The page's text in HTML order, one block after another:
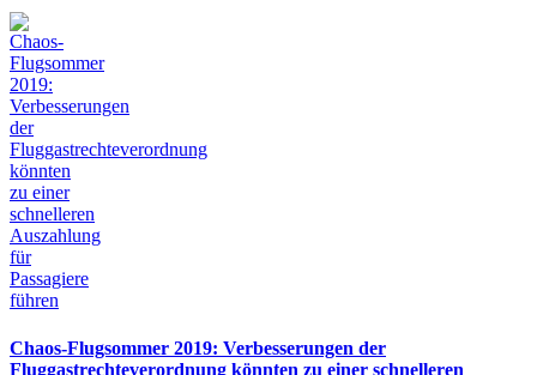
Chaos-Flugsommer 2019: Verbesserungen der
Fluggastrechteverordnung könnten zu einer schnelleren